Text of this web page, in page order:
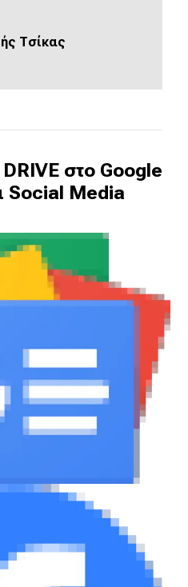
Τσίκας
στο Google
Social Media